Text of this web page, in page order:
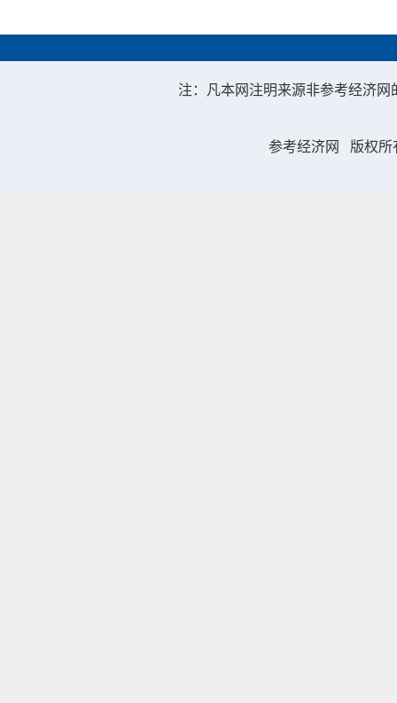
注：凡本网注明来源非参考经济
参考经济网 版权